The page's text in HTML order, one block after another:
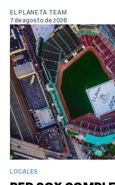
EL PLANETA TEAM
7 de agosto de 2026
LOCALES